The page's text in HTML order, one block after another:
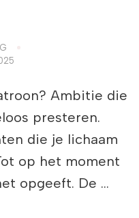
Ambitie die
presteren.
die je lichaam
op het moment
opgeeft. De …